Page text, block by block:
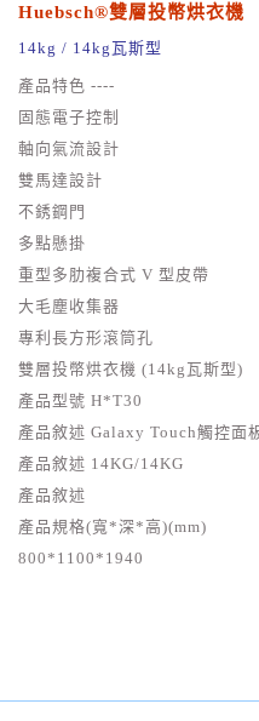
Huebsch®雙層投幣烘衣機
14kg / 14kg瓦斯型
產品特色 ----
固態電子控制
軸向氣流設計
雙馬達設計
不銹鋼門
多點懸掛
重型多肋複合式 V 型皮帶
大毛塵收集器
專利長方形滾筒孔
雙層投幣烘衣機 (14kg瓦斯型)
產品型號 H*T30
產品敘述 Galaxy Touch觸控面
產品敘述 14KG/14KG
產品敘述
產品規格(寬*深*高)(mm)
800*1100*1940